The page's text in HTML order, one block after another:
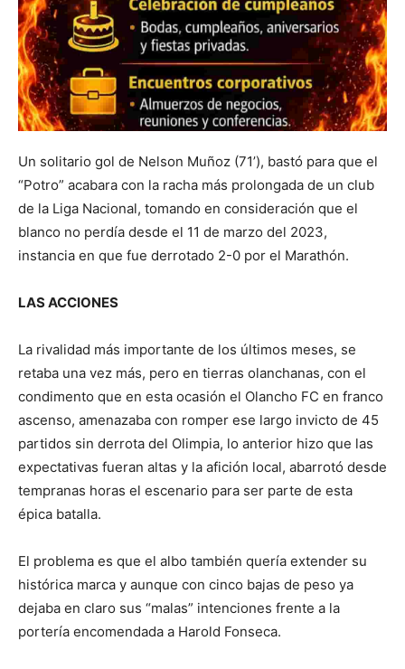
Un solitario gol de Nelson Muñoz (71’), bastó para que el
“Potro” acabara con la racha más prolongada de un club
de la Liga Nacional, tomando en consideración que el
blanco no perdía desde el 11 de marzo del 2023,
instancia en que fue derrotado 2-0 por el Marathón.
LAS ACCIONES
La rivalidad más importante de los últimos meses, se
retaba una vez más, pero en tierras olanchanas, con el
condimento que en esta ocasión el Olancho FC en franco
ascenso, amenazaba con romper ese largo invicto de 45
partidos sin derrota del Olimpia, lo anterior hizo que las
expectativas fueran altas y la afición local, abarrotó desde
tempranas horas el escenario para ser parte de esta
épica batalla.
El problema es que el albo también quería extender su
histórica marca y aunque con cinco bajas de peso ya
dejaba en claro sus “malas” intenciones frente a la
portería encomendada a Harold Fonseca.